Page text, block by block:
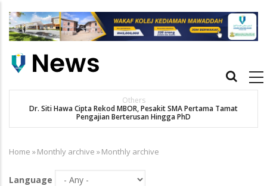
main
Main
Others
Dr. Siti Hawa Cipta Rekod MBOR, Pesakit SMA Pertama Tamat
Pengajian Berterusan Hingga PhD
Breadcrumb
Home »Monthly archive »Monthly archive
Language